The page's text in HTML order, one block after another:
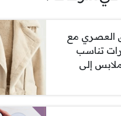
العصري مع
تناسب
إلى